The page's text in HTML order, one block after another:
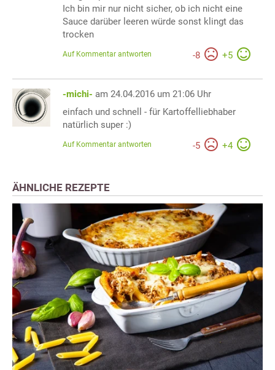
Ich bin mir nur nicht sicher, ob ich nicht eine
Sauce darüber leeren würde sonst klingt das
trocken
-8 +5
Auf Kommentar antworten
-michi- am 24.04.2016 um 21:06 Uhr
einfach und schnell - für Kartoffelliebhaber
natürlich super :)
-5 +4
Auf Kommentar antworten
ÄHNLICHE REZEPTE